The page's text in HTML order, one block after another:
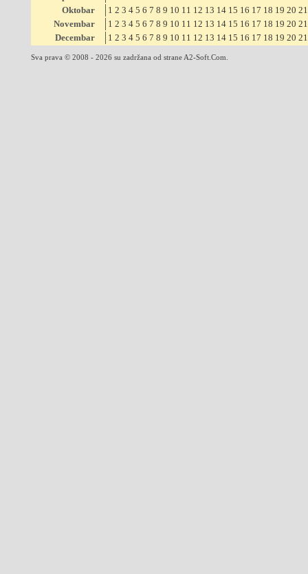
Oktobar
1 2 3 4 5 6 7 8 9 10 11 12 13 14 15 16 17 18 19 20 21
Novembar
1 2 3 4 5 6 7 8 9 10 11 12 13 14 15 16 17 18 19 20 21
Decembar
1 2 3 4 5 6 7 8 9 10 11 12 13 14 15 16 17 18 19 20 21
Sva prava © 2008 - 2026 su zadržana od strane A2-Soft.Com.